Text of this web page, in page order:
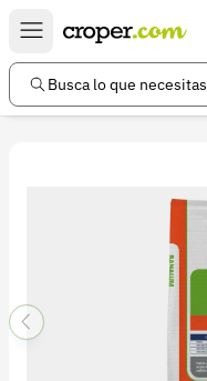
Busca lo que necesitas
Enlaces de interés
Preguntas frecuentes
Términos y condiciones
Política de privacidad